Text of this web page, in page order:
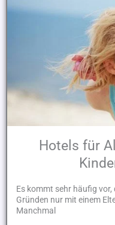
Hotels für
Es kommt sehr häufig
Gründen nur mit einem
Manchmal